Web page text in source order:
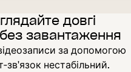
довгі
завантаження
за допомогою
нестабільний.